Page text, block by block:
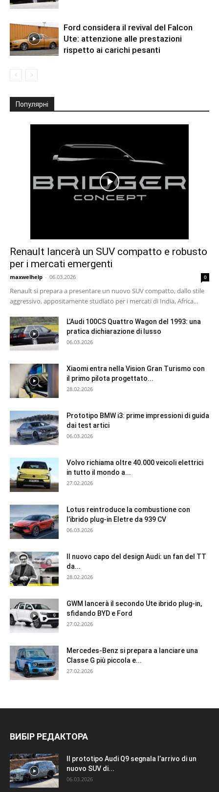
Ford considera il revival del Falcon
Ute: attenzione alle prestazioni
rispetto ai carichi pesanti
Популярні
Renault lancerà un SUV compatto e robusto
per i mercati emergenti
maxwelhelp - 06.03.2026 0
Renault si prepara a presentare un nuovo SUV compatto, dallo stile
aggressivo, appositamente studiato per i mercati di India, Africa...
L’Audi 100CS Quattro Wagon del 1993: una
pratica dichiarazione di lusso
06.03.2026
Xiaomi entra nella Vision Gran Turismo con
il primo pilota progettato...
28.02.2026
Prototipo BMW i3: prime impressioni di guida
dai test artici
06.03.2026
Volvo richiama oltre 40.000 veicoli elettrici
in tutto il mondo a...
27.02.2026
Lotus reintroduce la combustione con
l’ibrido plug-in Eletre da 939 CV
06.03.2026
Il nuovo capo del design Audi: un fan del TT
da...
28.02.2026
GWM lancerà il secondo Ute ibrido plug-in,
sfidando BYD e Ford
27.02.2026
Mercedes-Benz si prepara a lanciare una
Classe G più piccola e...
27.02.2026
ВИБІР РЕДАКТОРА
Il prototipo Audi Q9 segnala l’arrivo di un
nuovo SUV di...
06.03.2026